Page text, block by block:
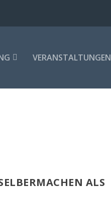
VERANSTALTUNGEN
ALS